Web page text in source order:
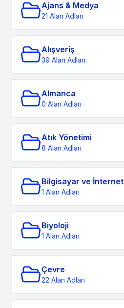
Ajans & Medya
21 Alan Adları
Alışveriş
39 Alan Adları
Almanca
0 Alan Adları
Atık Yönetimi
8 Alan Adları
Bilgisayar ve İnternet
1 Alan Adları
Biyoloji
1 Alan Adları
Çevre
22 Alan Adları